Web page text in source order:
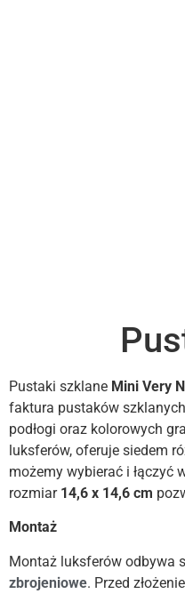
Pustaki szklane Mini Very
faktura pustaków
podłogi oraz kolorowych
luksferów, oferuje siedem
możemy wybierać i łączyć
rozmiar 14,6 x 14,6 cm
Montaż
Montaż luksferów odbywa
zbrojeniowe. Przed